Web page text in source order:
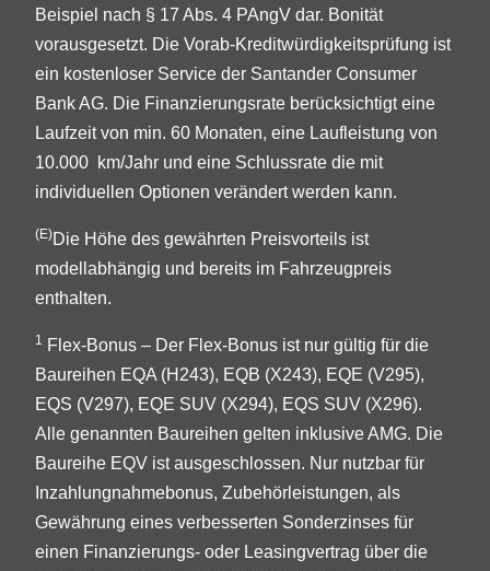
Beispiel nach § 17 Abs. 4 PAngV dar. Bonität
vorausgesetzt. Die Vorab-Kreditwürdigkeitsprüfung ist
ein kostenloser Service der Santander Consumer
Bank AG. Die Finanzierungsrate berücksichtigt eine
Laufzeit von min. 60 Monaten, eine Laufleistung von
10.000 km/Jahr und eine Schlussrate die mit
individuellen Optionen verändert werden kann.
(E)Die Höhe des gewährten Preisvorteils ist
modellabhängig und bereits im Fahrzeugpreis
enthalten.
1 Flex-Bonus – Der Flex-Bonus ist nur gültig für die
Baureihen EQA (H243), EQB (X243), EQE (V295),
EQS (V297), EQE SUV (X294), EQS SUV (X296).
Alle genannten Baureihen gelten inklusive AMG. Die
Baureihe EQV ist ausgeschlossen. Nur nutzbar für
Inzahlungnahmebonus, Zubehörleistungen, als
Gewährung eines verbesserten Sonderzinses für
einen Finanzierungs- oder Leasingvertrag über die